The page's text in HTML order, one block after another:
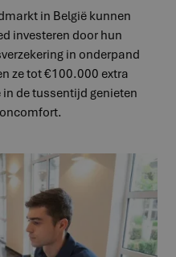
in België kunnen
investeren door hun
in onderpand
ze tot €100.000 extra
de tussentijd genieten